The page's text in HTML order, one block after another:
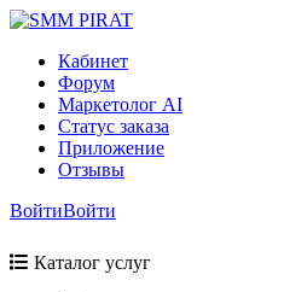
Кабинет
Форум
Маркетолог AI
Статус заказа
Приложение
Отзывы
ВойтиВойти
Каталог услуг